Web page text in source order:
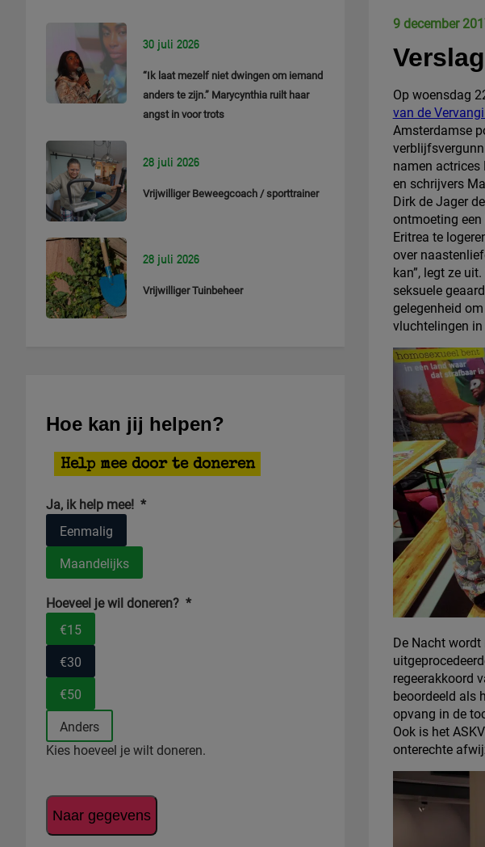
30 juli 2026
“Ik laat mezelf niet dwingen om iemand
anders te zijn.” Marycynthia ruilt haar
angst in voor trots
28 juli 2026
Vrijwilliger Beweegcoach / sporttrainer
28 juli 2026
Vrijwilliger Tuinbeheer
Hoe kan jij helpen?
Help mee door te doneren
Ja, ik help mee! *
Eenmalig
Maandelijks
Hoeveel je wil doneren? *
€15
€30
€50
Anders
Kies hoeveel je wilt doneren.
Naar gegevens
9 december
Op woensdag
van de
Amsterdamse
namen actrices
en schrijvers
Dirk de Jager
ontmoeting een
Eritrea te
over
kan”, legt ze
seksuele
gelegenheid
vluchtelingen in
De Nacht
regeerakkoord
beoordeeld als
opvang in de
Ook is het
onterechte